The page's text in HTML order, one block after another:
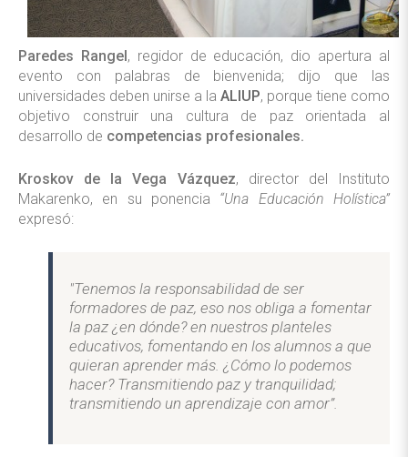
Paredes Rangel, regidor de educación, dio apertura al
evento con palabras de bienvenida; dijo que las
universidades deben unirse a la ALIUP, porque tiene como
objetivo construir una cultura de paz orientada al
desarrollo de competencias profesionales.
Kroskov de la Vega Vázquez, director del Instituto
Makarenko, en su ponencia “Una Educación Holística”
expresó:
"Tenemos la responsabilidad de ser
formadores de paz, eso nos obliga a fomentar
la paz ¿en dónde? en nuestros planteles
educativos, fomentando en los alumnos a que
quieran aprender más. ¿Cómo lo podemos
hacer? Transmitiendo paz y tranquilidad;
transmitiendo un aprendizaje con amor”.